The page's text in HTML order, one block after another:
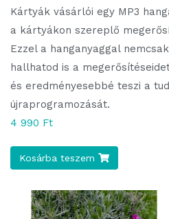
Kártyák vásárlói egy MP3
a kártyákon szereplő
Ezzel a hanganyaggal
hallhatod is a
és eredményesebbé teszi a
újraprogramozását.
4 990 Ft
Kosárba teszem